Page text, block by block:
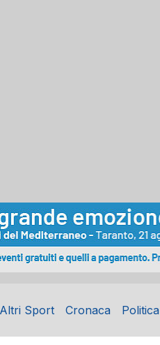
Altri Sport Cronaca Politica